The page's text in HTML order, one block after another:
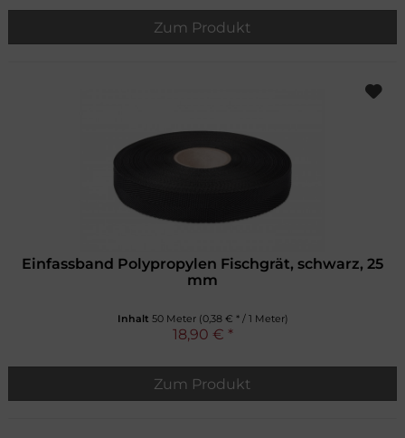
Zum Produkt
Einfassband Polypropylen Fischgrät, schwarz, 25
mm
Inhalt 50 Meter (0,38 € * / 1 Meter)
18,90 € *
Zum Produkt